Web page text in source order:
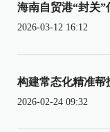
海南自贸港“封关
2026-03-12 16:12
构建常态化精准帮
2026-02-24 09:32